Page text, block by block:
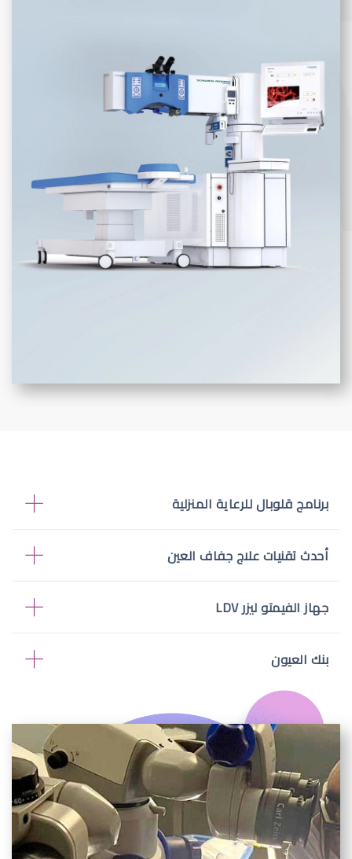
برنامج قلوبال للرعاية المنزلية
أحدث تقنيات علاج جفاف العين
جهاز الفيمتو ليزر LDV
بنك العيون